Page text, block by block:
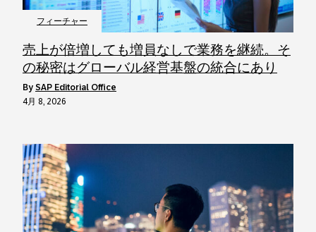
フィーチャー
売上が倍増しても増員なしで業務を継続。そ
の秘密はグローバル経営基盤の統合にあり
by SAP Editorial Office
4月 8, 2026